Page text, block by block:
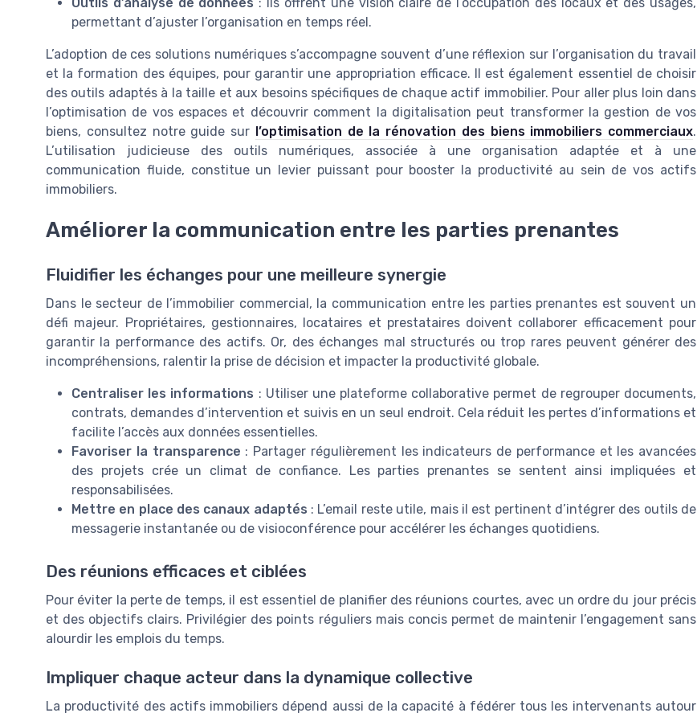
Outils d’analyse de données : Ils offrent une vision claire de l’occupation des locaux et des usages,
permettant d’ajuster l’organisation en temps réel.
L’adoption de ces solutions numériques s’accompagne souvent d’une réflexion sur l’organisation du travail
et la formation des équipes, pour garantir une appropriation efficace. Il est également essentiel de choisir
des outils adaptés à la taille et aux besoins spécifiques de chaque actif immobilier. Pour aller plus loin dans
l’optimisation de vos espaces et découvrir comment la digitalisation peut transformer la gestion de vos
biens, consultez notre guide sur l’optimisation de la rénovation des biens immobiliers commerciaux.
L’utilisation judicieuse des outils numériques, associée à une organisation adaptée et à une
communication fluide, constitue un levier puissant pour booster la productivité au sein de vos actifs
immobiliers.
Améliorer la communication entre les parties prenantes
Fluidifier les échanges pour une meilleure synergie
Dans le secteur de l’immobilier commercial, la communication entre les parties prenantes est souvent un
défi majeur. Propriétaires, gestionnaires, locataires et prestataires doivent collaborer efficacement pour
garantir la performance des actifs. Or, des échanges mal structurés ou trop rares peuvent générer des
incompréhensions, ralentir la prise de décision et impacter la productivité globale.
Centraliser les informations : Utiliser une plateforme collaborative permet de regrouper documents,
contrats, demandes d’intervention et suivis en un seul endroit. Cela réduit les pertes d’informations et
facilite l’accès aux données essentielles.
Favoriser la transparence : Partager régulièrement les indicateurs de performance et les avancées
des projets crée un climat de confiance. Les parties prenantes se sentent ainsi impliquées et
responsabilisées.
Mettre en place des canaux adaptés : L’email reste utile, mais il est pertinent d’intégrer des outils de
messagerie instantanée ou de visioconférence pour accélérer les échanges quotidiens.
Des réunions efficaces et ciblées
Pour éviter la perte de temps, il est essentiel de planifier des réunions courtes, avec un ordre du jour précis
et des objectifs clairs. Privilégier des points réguliers mais concis permet de maintenir l’engagement sans
alourdir les emplois du temps.
Impliquer chaque acteur dans la dynamique collective
La productivité des actifs immobiliers dépend aussi de la capacité à fédérer tous les intervenants autour